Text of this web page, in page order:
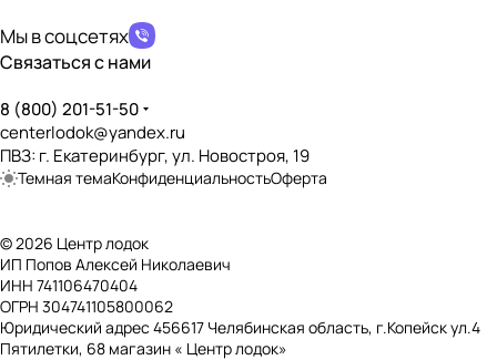
Мы в соцсетях
Связаться с нами
8 (800) 201-51-50
centerlodok@yandex.ru
ПВЗ: г. Екатеринбург, ул. Новостроя, 19
Темная темаКонфиденциальностьОферта
© 2026 Центр лодок
ИП Попов Алексей Николаевич
ИНН 741106470404
ОГРН 304741105800062
Юридический адрес 456617 Челябинская область, г.Копейск ул.4
Пятилетки, 68 магазин « Центр лодок»